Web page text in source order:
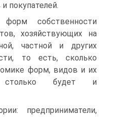
покупателей.
собственности
хозяйствующих на
частной и других
то есть, сколько
форм, видов и их
столько будет и
предприниматели,